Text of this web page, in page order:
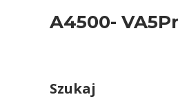
A4500-
Szukaj